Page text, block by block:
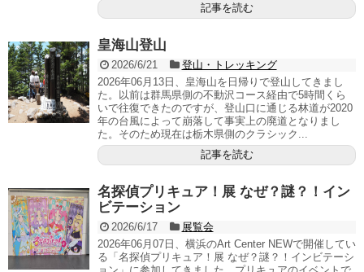
記事を読む
皇海山登山
2026/6/21
登山・トレッキング
2026年06月13日、皇海山を日帰りで登山してきまし
た。以前は群馬県側の不動沢コース経由で5時間くら
いで往復できたのですが、登山口に通じる林道が2020
年の台風によって崩落して事実上の廃道となりまし
た。そのため現在は栃木県側のクラシック...
記事を読む
名探偵プリキュア！展 なぜ？謎？！イン
ビテーション
2026/6/17
展覧会
2026年06月07日、横浜のArt Center NEWで開催してい
る「名探偵プリキュア！展 なぜ？謎？！インビテーシ